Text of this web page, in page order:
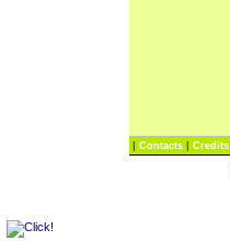
| Contacts | Credits